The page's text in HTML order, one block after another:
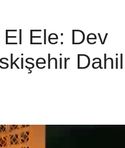
Ele: Dev